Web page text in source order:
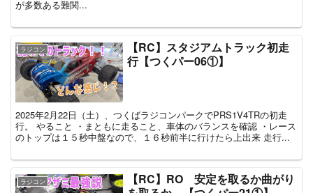
が多数ある難関...
ラジコン
【RC】スタジアムトラック初走
行【つくパー06①】
2025年2月22日（土）、つくばラジコンパークでPRS1V4TRの初走
行。 やること ・まともに走ること、車体のバランスを確認 ・レース
のトップは１５秒中盤なので、１６秒前半に行けたら上出来 走行...
ラジコン
【RC】RO 安定を取るか曲がり